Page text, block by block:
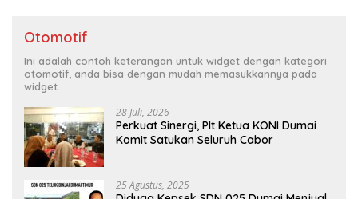
Otomotif
Ini adalah contoh keterangan untuk widget dengan kategori
otomotif, anda bisa dengan mudah memasukkannya pada
widget.
28 Juli, 2026
Perkuat Sinergi, Plt Ketua KONI Dumai
Komit Satukan Seluruh Cabor
25 Agustus, 2025